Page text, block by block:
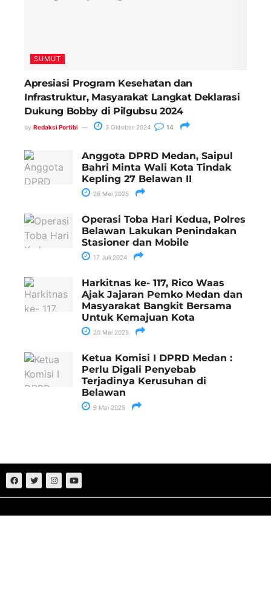
SUMUT
Apresiasi Program Kesehatan dan
Infrastruktur, Masyarakat Langkat Deklarasi
Dukung Bobby di Pilgubsu 2024
by Redaksi Portibi 3 Oktober 2024 14
Anggota DPRD Medan, Saipul
Bahri Minta Wali Kota Tindak
Kepling 27 Belawan II
26 Mei 2025
Operasi Toba Hari Kedua, Polres
Belawan Lakukan Penindakan
Stasioner dan Mobile
17 Juli 2024
Harkitnas ke- 117, Rico Waas
Ajak Jajaran Pemko Medan dan
Masyarakat Bangkit Bersama
Untuk Kemajuan Kota
20 Mei 2025
Ketua Komisi I DPRD Medan :
Perlu Digali Penyebab
Terjadinya Kerusuhan di
Belawan
9 Mei 2025